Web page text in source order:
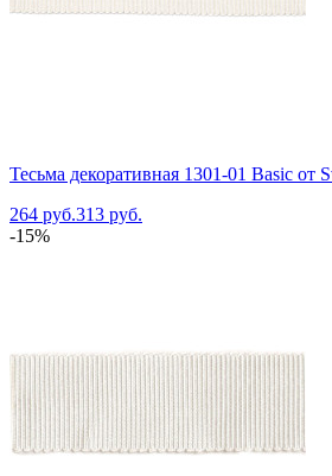
Тесьма декоративная 1301-01 Basic от
264 руб.313 руб.
-15%